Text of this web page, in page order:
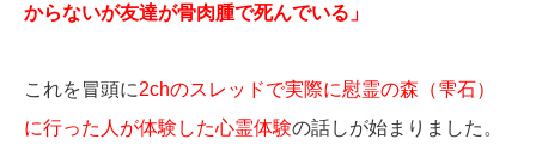
からないが友達が骨肉腫で死んでいる」
これを冒頭に2chのスレッドで実際に慰霊の森（雫石）
に行った人が体験した心霊体験の話しが始まりました。